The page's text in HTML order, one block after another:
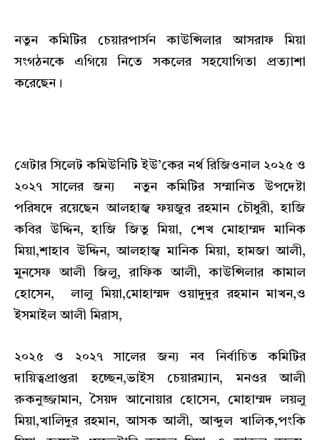
নতুন কমিটির চেয়ারপার্সন কাউন্সিলার আসরাফ মিয়া
সংগঠনকে এগিয়ে নিতে সকলের সহযোগিতা প্রত্যাশা
করেছেন।
গ্রেটার সিলেট কমিউনিটি ইউ’কের নর্থ রিজিওনাল ২০২৫ ও
২০২৭ সালের জন্য নতুন কমিটির সম্মানিত উপদেষ্টা
পরিষদে রয়েছেন আলহাজ্ব ফয়জুর রহমান চৌধুরী, হাজি
কবির উদ্দিন, হাজি জিতু মিয়া, শেখ মোহাম্মদ মানিক
মিয়া,শাহাব উদ্দিন, আলহাজ্ব মানিক মিয়া, হামজা আলী,
মুনসেফ আলী জিলু, রাফিক আলী, কাউন্সিলার কামাল
হোসেন, লালু মিয়া,মোহাম্মদ ওয়াদুদুর রহমান মাখন,ও
ইসমাইল আলী মিরাস,
২০২৫ ও ২০২৭ সালের জন্য নব নির্বাচিত কমিটির
দায়িত্বপ্রাপ্তরা হচ্ছেন,ভাইস চেয়ারম্যান, মনওর আলী
রুকনুজ্জামান, সৈয়দ আনোয়ার হোসেন, মোহাম্মদ লয়লু
মিয়া,খালিদুর রহমান, আসক আলী, আব্দুল খালিক,পংকি